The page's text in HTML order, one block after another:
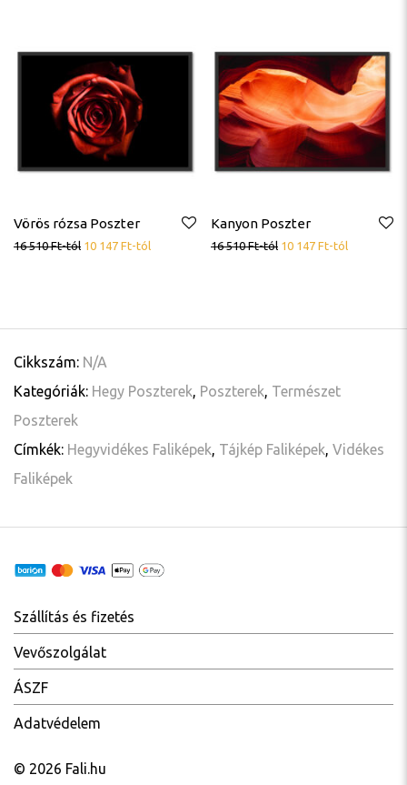
Vörös rózsa Poszter
16 510Ft-tól 10 147 Ft-tól
Kanyon Poszter
16 510Ft-tól 10 147 Ft-tól
Cikkszám: N/A
Kategóriák: Hegy Poszterek, Poszterek, Természet
Poszterek
Címkék: Hegyvidékes Faliképek, Tájkép Faliképek, Vidékes
Faliképek
Szállítás és fizetés
Vevőszolgálat
ÁSZF
Adatvédelem
© 2026 Fali.hu